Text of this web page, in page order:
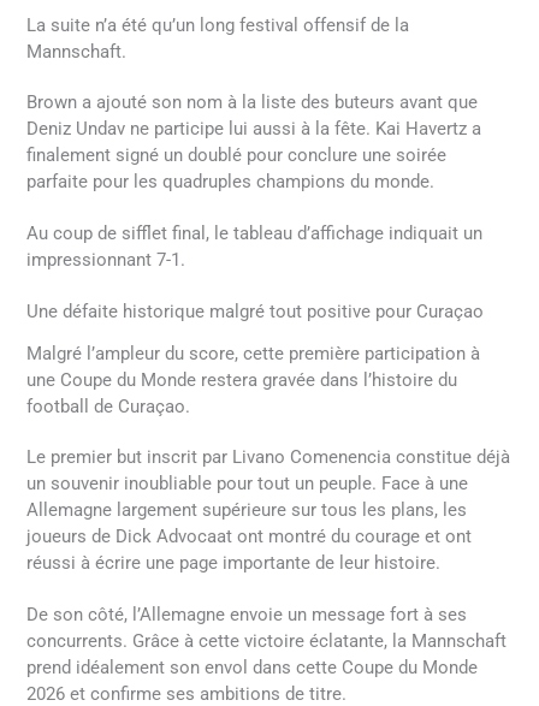
La suite n’a été qu’un long festival offensif de la
Mannschaft.
Brown a ajouté son nom à la liste des buteurs avant que
Deniz Undav ne participe lui aussi à la fête. Kai Havertz a
finalement signé un doublé pour conclure une soirée
parfaite pour les quadruples champions du monde.
Au coup de sifflet final, le tableau d’affichage indiquait un
impressionnant 7-1.
Une défaite historique malgré tout positive pour Curaçao
Malgré l’ampleur du score, cette première participation à
une Coupe du Monde restera gravée dans l’histoire du
football de Curaçao.
Le premier but inscrit par Livano Comenencia constitue déjà
un souvenir inoubliable pour tout un peuple. Face à une
Allemagne largement supérieure sur tous les plans, les
joueurs de Dick Advocaat ont montré du courage et ont
réussi à écrire une page importante de leur histoire.
De son côté, l’Allemagne envoie un message fort à ses
concurrents. Grâce à cette victoire éclatante, la Mannschaft
prend idéalement son envol dans cette Coupe du Monde
2026 et confirme ses ambitions de titre.